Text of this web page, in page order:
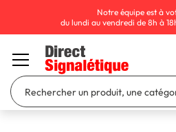
Notre équipe est à
du lundi au vendredi de 8h à